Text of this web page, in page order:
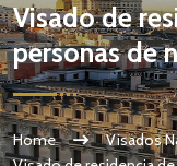
Visado de
personas de
Home
Visados